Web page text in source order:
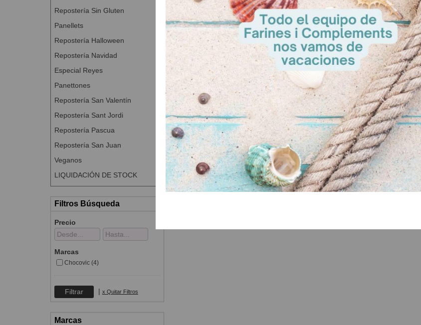
Repostería Sin Gluten
Panellets
Repostería Halloween
Repostería Navidad
Especial Reyes
Panettones
Repostería San Valentín
Repostería Sant Jordi
Repostería Pascua
Repostería San Juan
Veganos
LIQUIDACIÓN DE STOCK
Filtros Búsqueda
Precio
Marcas
Chocovic (4)
| x Quitar Filtros
Marcas